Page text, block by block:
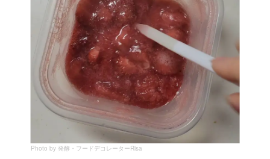
Photo by 発酵・フードデコレーターRisa